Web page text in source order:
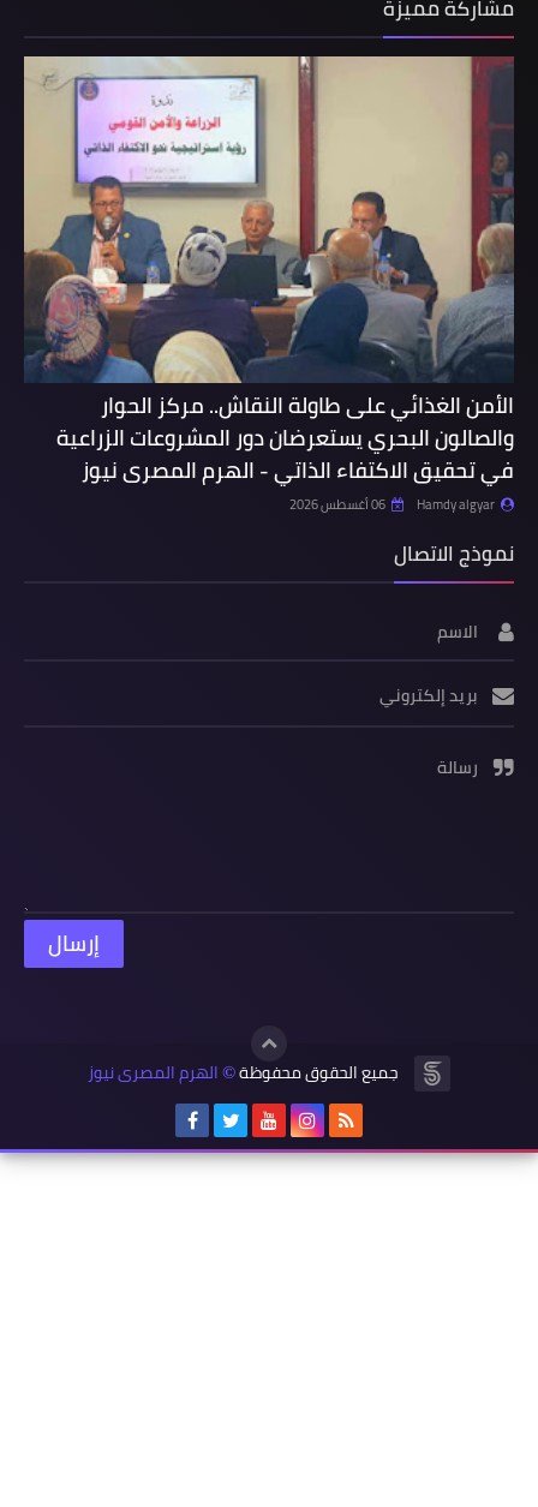
مشاركة مميزة
الأمن الغذائي على طاولة النقاش.. مركز الحوار
والصالون البحري يستعرضان دور المشروعات الزراعية
في تحقيق الاكتفاء الذاتي - الهرم المصرى نيوز
Hamdy algyar 06 أغسطس 2026
نموذج الاتصال
الاسم
بريد إلكتروني
رسالة
جميع الحقوق محفوظة© الهرم المصرى نيوز